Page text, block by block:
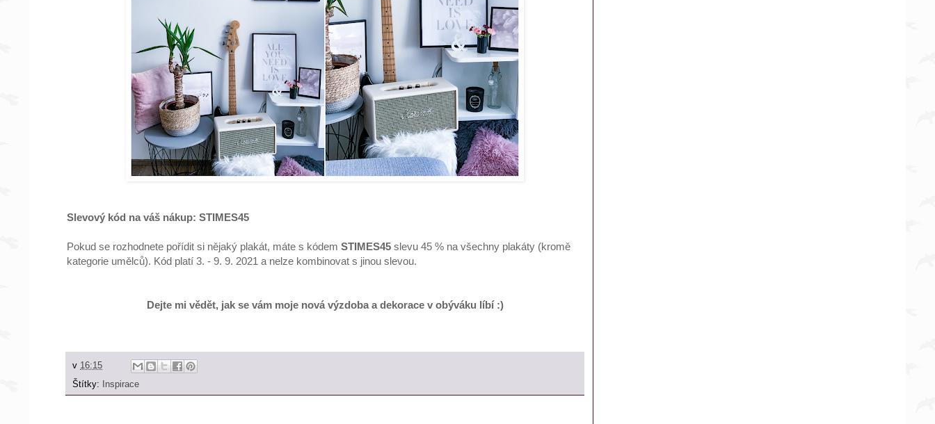
Slevový kód na váš nákup: STIMES45
Pokud se rozhodnete pořídit si nějaký plakát, máte s kódem STIMES45 slevu 45 % na všechny plakáty (kromě
kategorie umělců). Kód platí 3. - 9. 9. 2021 a nelze kombinovat s jinou slevou.
Dejte mi vědět, jak se vám moje nová výzdoba a dekorace v obýváku líbí :)
v 16:15
Štítky:
Inspirace